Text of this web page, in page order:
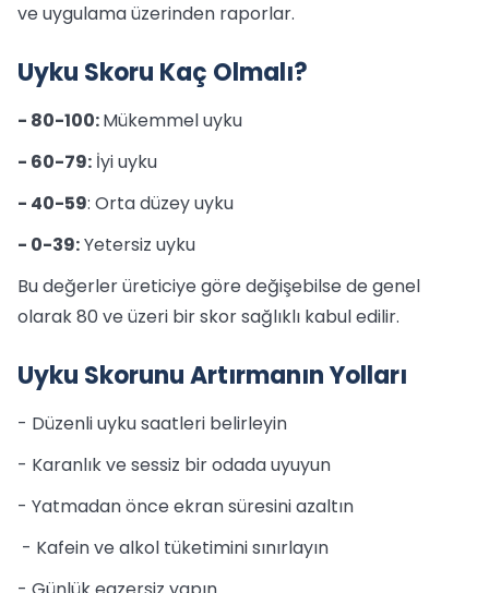
ve uygulama üzerinden raporlar.
Uyku Skoru Kaç Olmalı?
- 80-100:Mükemmel uyku
- 60-79: İyi uyku
- 40-59: Orta düzey uyku
- 0-39:Yetersiz uyku
Bu değerler üreticiye göre değişebilse de genel
olarak 80 ve üzeri bir skor sağlıklı kabul edilir.
Uyku Skorunu Artırmanın Yolları
- Düzenli uyku saatleri belirleyin
- Karanlık ve sessiz bir odada uyuyun
- Yatmadan önce ekran süresini azaltın
- Kafein ve alkol tüketimini sınırlayın